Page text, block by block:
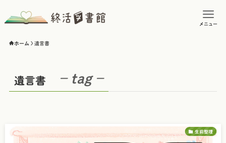
メニュー
ホーム 遺言書
遺言書 – tag –
生前整理